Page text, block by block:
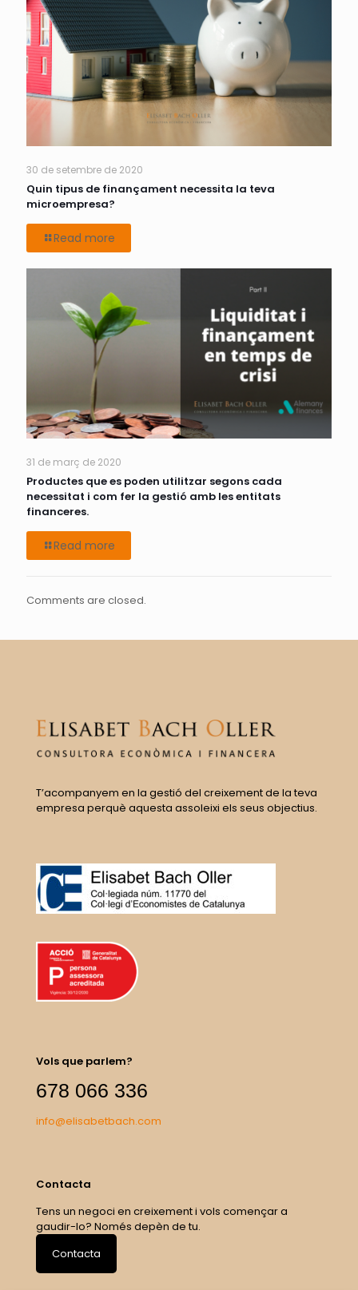
30 de setembre de 2020
Quin tipus de finançament necessita la teva
microempresa?
Read more
31 de març de 2020
Productes que es poden utilitzar segons cada
necessitat i com fer la gestió amb les entitats
financeres.
Read more
Comments are closed.
T’acompanyem en la gestió del creixement de la teva
empresa perquè aquesta assoleixi els seus objectius.
Vols que parlem?
678 066 336
info@elisabetbach.com
Contacta
Tens un negoci en creixement i vols començar a
gaudir-lo? Només depèn de tu.
Contacta